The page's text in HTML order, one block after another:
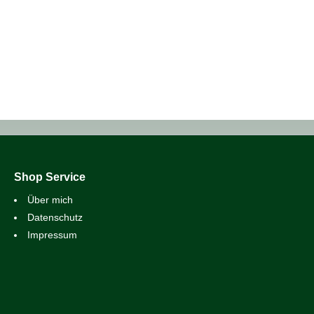
Shop Service
Über mich
Datenschutz
Impressum